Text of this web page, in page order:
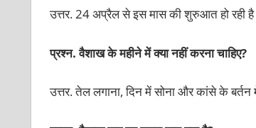
उत्तर. 24 अप्रैल से इस मास की शुरुआत हो रही
प्रश्न. वैशाख के महीने में क्या नहीं करना चाहिए?
उत्तर. तेल लगाना, दिन में सोना और कांसे के बर्तन